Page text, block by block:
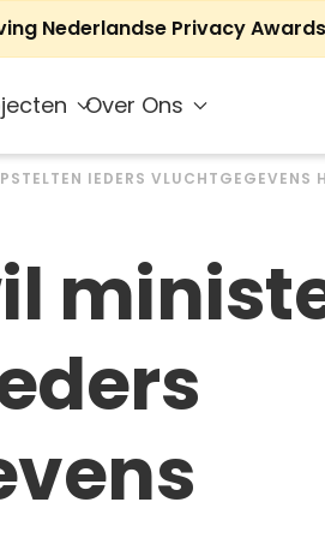
Nederlandse Privacy
Over Ons
IEDERS VLUCHTGEGEVENS